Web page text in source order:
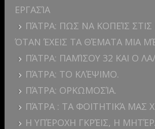
ΕΡΓΑΣΊΑ
ΠΆΤΡΑ: ΠΩΣ ΝΑ ΚΟΠΕΊΣ ΣΤΙΣ
ΌΤΑΝ ΈΧΕΙΣ ΤΑ ΘΈΜΑΤΑ ΜΙΑ
ΠΆΤΡΑ: ΠΑΜΊΣΟΥ 32 ΚΑΙ Ο
ΠΆΤΡΑ: ΤΟ ΚΛΈΨΙΜΟ.
ΠΆΤΡΑ: ΟΡΚΩΜΟΣΊΑ.
ΠΆΤΡΑ : ΤΑ ΦΟΙΤΗΤΙΚΆ ΜΑΣ
Η ΥΠΈΡΟΧΗ ΓΚΡΈΙΣ, Η